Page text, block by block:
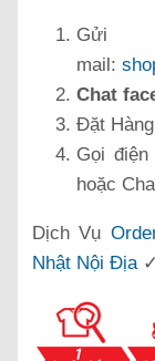
mail:
Chat
Đặt
Gọi điện
hoặc
Dịch Vụ
Nhật Nội Địa✓